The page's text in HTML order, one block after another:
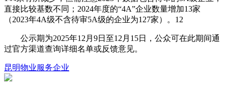
直接比较基数不同；2024年度的“4A”企业数量增加13家
（2023年4A级不含待审5A级的企业为127家）。‌12
公示期为2025年12月9日至12月15日，公众可在此期间通
过官方渠道查询详细名单或反馈意见。‌
昆明物业服务企业